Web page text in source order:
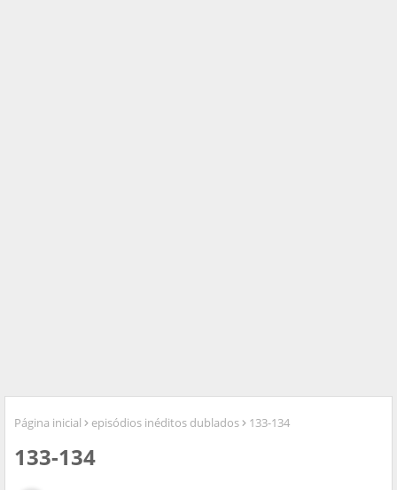
Página inicial episódios inéditos dublados 133-134
133-134